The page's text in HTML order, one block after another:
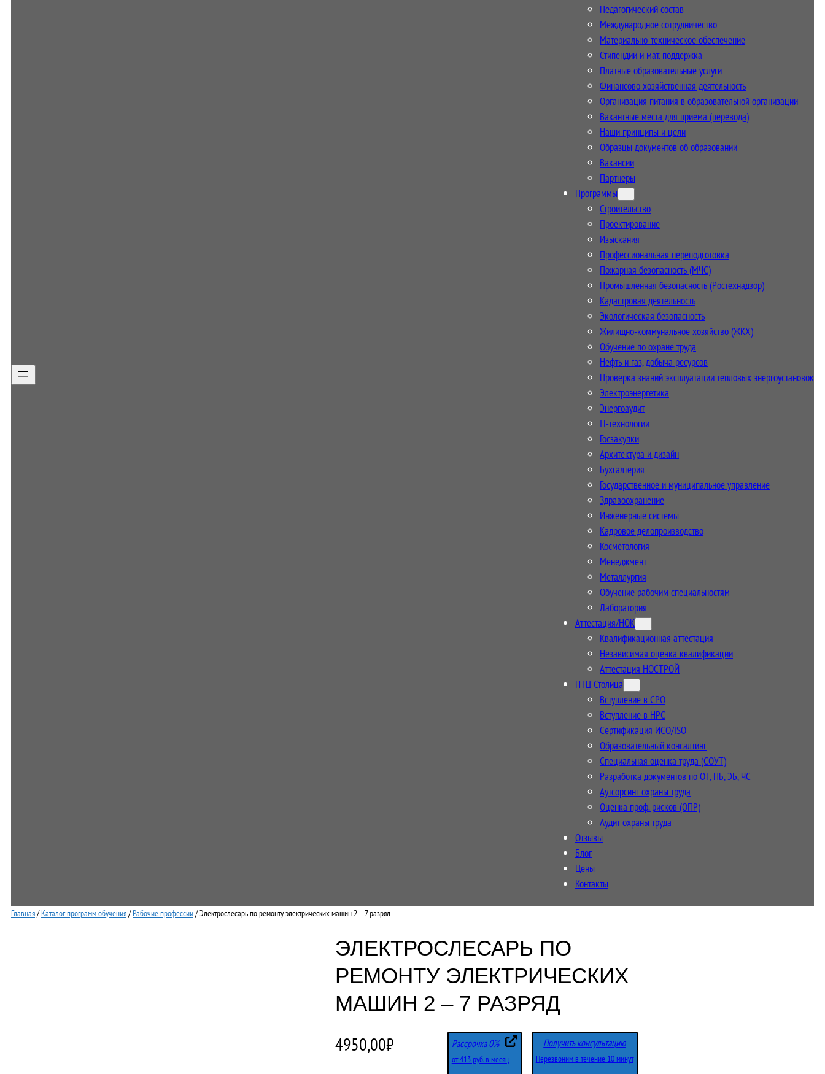
Педагогический состав
Международное сотрудничество
Материально-техническое обеспечение
Стипендии и мат. поддержка
Платные образовательные услуги
Финансово-хозяйственная деятельность
Организация питания в образовательной организации
Вакантные места для приема (перевода)
Наши принципы и цели
Образцы документов об образовании
Вакансии
Партнеры
Программы
Строительство
Проектирование
Изыскания
Профессиональная переподготовка
Пожарная безопасность (МЧС)
Промышленная безопасность (Ростехнадзор)
Кадастровая деятельность
Экологическая безопасность
Жилищно-коммунальное хозяйство (ЖКХ)
Обучение по охране труда
Нефть и газ, добыча ресурсов
Проверка знаний эксплуатации тепловых энергоустановок
Электроэнергетика
Энергоаудит
IT-технологии
Госзакупки
Архитектура и дизайн
Бухгалтерия
Государственное и муниципальное управление
Здравоохранение
Инженерные системы
Кадровое делопроизводство
Косметология
Менеджмент
Металлургия
Обучение рабочим специальностям
Лаборатория
Аттестация/НОК
Квалификационная аттестация
Независимая оценка квалификации
Аттестация НОСТРОЙ
НТЦ Столица
Вступление в СРО
Вступление в НРС
Сертификация ИСО/ISO
Образовательный консалтинг
Специальная оценка труда (СОУТ)
Разработка документов по ОТ, ПБ, ЭБ, ЧС
Аутсорсинг охраны труда
Оценка проф. рисков (ОПР)
Аудит охраны труда
Отзывы
Блог
Цены
Контакты
Главная/Каталог программ обучения/Рабочие профессии/ Электрослесарь по ремонту электрических машин 2 – 7 разряд
ЭЛЕКТРОСЛЕСАРЬ ПО
РЕМОНТУ ЭЛЕКТРИЧЕСКИХ
МАШИН 2 – 7 РАЗРЯД
4950,00₽ Рассрочка 0%
от 413 руб. в месяц
Получить консультацию
Перезвоним в течение 10 минут